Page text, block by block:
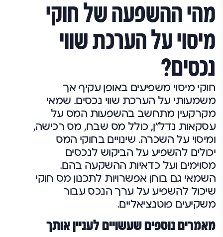
מהי ההשפעה של חוקי
מיסוי על הערכת שווי
נכסים?
חוקי מיסוי משפיעים באופן עקיף אך
משמעותי על הערכת שווי נכסים. שמאי
מקרקעין מתחשב בהשפעות המס על
עסקאות נדל"ן, כולל מס שבח, מס רכישה,
ומיסוי על השכרה. שינויים בחוקי המס
יכולים להשפיע על הביקוש לנכסים
מסוימים ועל כדאיות ההשקעה בהם.
השמאי גם בוחן אפשרויות לתכנון מס חוקי
שיכול להשפיע על ערך הנכס עבור
משקיעים פוטנציאליים.
מאמרים נוספים שעשויים לעניין אותך